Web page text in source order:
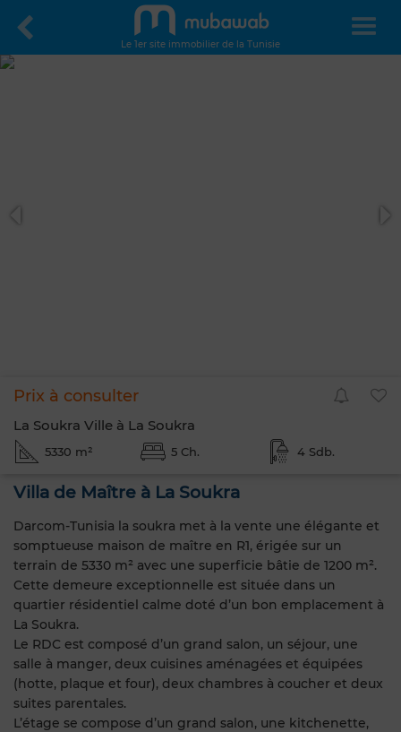
Le 1er site immobilier de la Tunisie
Prix à consulter
La Soukra Ville à La Soukra
5330 m² 5 Ch. 4 Sdb.
Villa de Maître à La Soukra
Darcom-Tunisia la soukra met à la vente une élégante et
somptueuse maison de maître en R1, érigée sur un
terrain de 5330 m² avec une superficie bâtie de 1200 m².
Cette demeure exceptionnelle est située dans un
quartier résidentiel calme doté d’un bon emplacement à
La Soukra.
Le RDC est composé d’un grand salon, un séjour, une
salle à manger, deux cuisines aménagées et équipées
(hotte, plaque et four), deux chambres à coucher et deux
suites parentales.
L’étage se compose d’un grand salon, une kitchenette,